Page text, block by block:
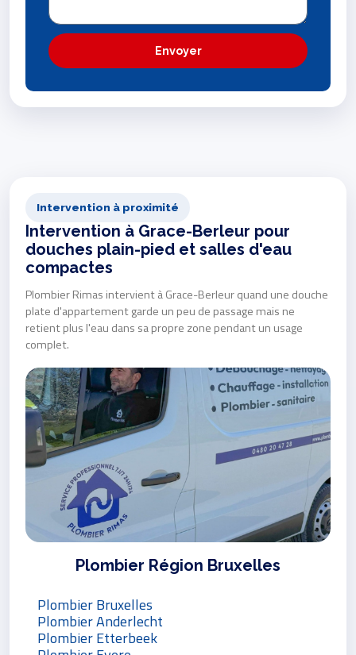
Envoyer
Intervention à proximité
Intervention à Grace-Berleur pour
douches plain-pied et salles d'eau
compactes
Plombier Rimas intervient à Grace-Berleur quand une douche
plate d'appartement garde un peu de passage mais ne
retient plus l'eau dans sa propre zone pendant un usage
complet.
Plombier Région Bruxelles
Plombier Bruxelles
Plombier Anderlecht
Plombier Etterbeek